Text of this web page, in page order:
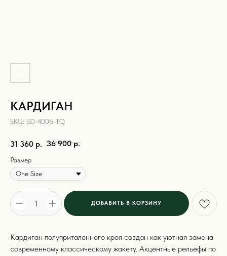
КАРДИГАН
SKU: SD-4006-TQ
31 360 р. 36 900 р.
Размер
ДОБАВИТЬ В КОРЗИНУ
Кардиган полуприталенного кроя создан как уютная замена
современному классическому жакету. Акцентные рельефы по